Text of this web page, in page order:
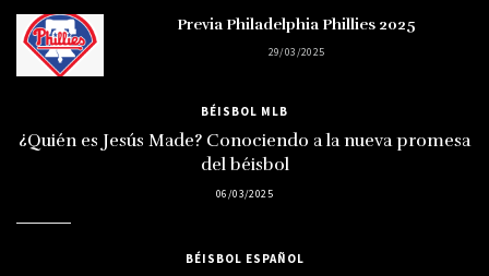
Previa Philadelphia Phillies 2025
29/03/2025
BÉISBOL MLB
¿Quién es Jesús Made? Conociendo a la nueva promesa
del béisbol
06/03/2025
BÉISBOL ESPAÑOL